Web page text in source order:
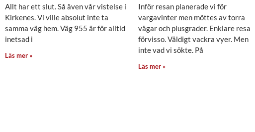
Allt har ett slut. Så även vår vistelse i
Kirkenes. Vi ville absolut inte ta
samma väg hem. Väg 955 är för alltid
inetsad i
Läs mer »
Inför resan planerade vi för
vargavinter men möttes av torra
vägar och plusgrader. Enklare resa
förvisso. Väldigt vackra vyer. Men
inte vad vi sökte. På
Läs mer »